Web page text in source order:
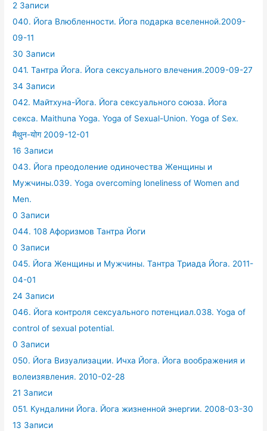
2 Записи
040. Йога Влюбленности. Йога подарка вселенной.2009-
09-11
30 Записи
041. Тантра Йога. Йога сексуального влечения.2009-09-27
34 Записи
042. Майтхуна-Йога. Йога сексуального союза. Йога
секса. Maithuna Yoga. Yoga of Sexual-Union. Yoga of Sex.
मैथुन-योग 2009-12-01
16 Записи
043. Йога преодоление одиночества Женщины и
Мужчины.039. Yoga overcoming loneliness of Women and
Men.
0 Записи
044. 108 Афоризмов Тантра Йоги
0 Записи
045. Йога Женщины и Мужчины. Тантра Триада Йога. 2011-
04-01
24 Записи
046. Йога контроля сексуального потенциал.038. Yoga of
control of sexual potential.
0 Записи
050. Йога Визуализации. Ичха Йога. Йога воображения и
волеизявления. 2010-02-28
21 Записи
051. Кундалини Йога. Йога жизненной энергии. 2008-03-30
13 Записи